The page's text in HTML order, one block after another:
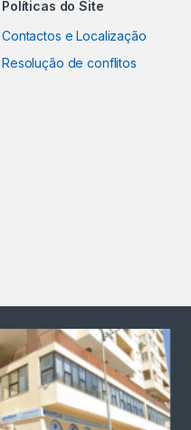
Políticas do Site
Contactos e Localização
Resolução de conflitos